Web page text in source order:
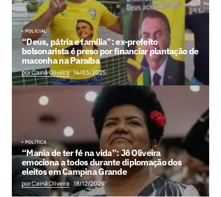
POLICIAL
“Deus, pátria e família”: ex-prefeito
bolsonarista é preso por financiar plantação de
maconha na Paraíba
por Cainã Oliveira 14/03/2025
POLÍTICA
“Mania de ter fé na vida”: Jô Oliveira
emociona a todos durante diplomação dos
eleitos em Campina Grande
por Cainã Oliveira 18/12/2024